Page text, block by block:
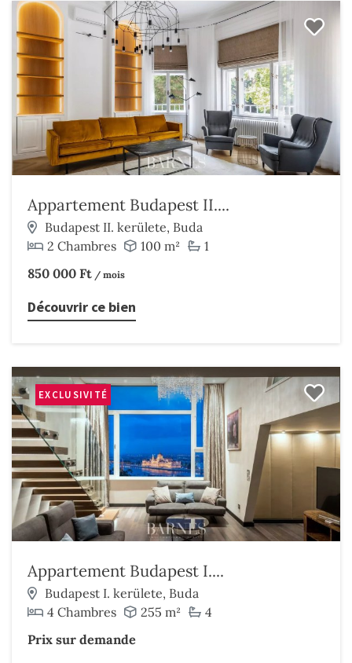
Appartement Budapest II....
Budapest II. kerülete, Buda
2 Chambres
100 m²
1
850 000 Ft / mois
Découvrir ce bien
EXCLUSIVITÉ
Appartement Budapest I....
Budapest I. kerülete, Buda
4 Chambres
255 m²
4
Prix sur demande